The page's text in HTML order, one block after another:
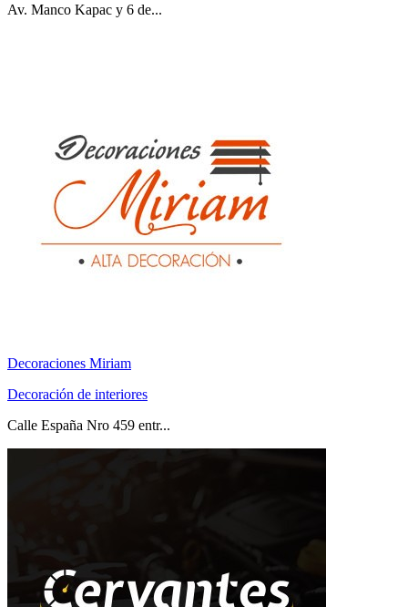
Av. Manco Kapac y 6 de...
Decoraciones Miriam
Decoración de interiores
Calle España Nro 459 entr...